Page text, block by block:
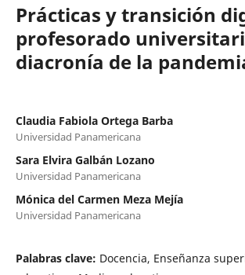
Prácticas y transición
profesorado
diacronía de la
Claudia Fabiola Ortega Barba
Universidad Panamericana
Sara Elvira Galbán Lozano
Universidad Panamericana
Mónica del Carmen Meza Mejía
Universidad Panamericana
Palabras clave: Docencia, Enseñanza